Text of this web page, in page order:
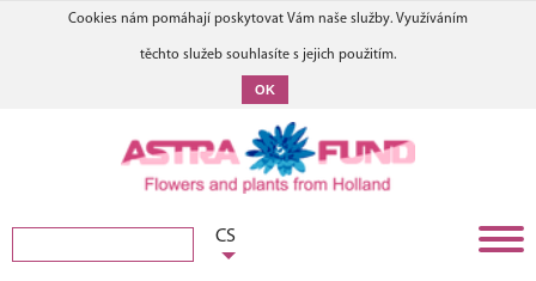
Cookies nám pomáhají poskytovat Vám naše služby. Využíváním
těchto služeb souhlasíte s jejich použitím.
OK
CS